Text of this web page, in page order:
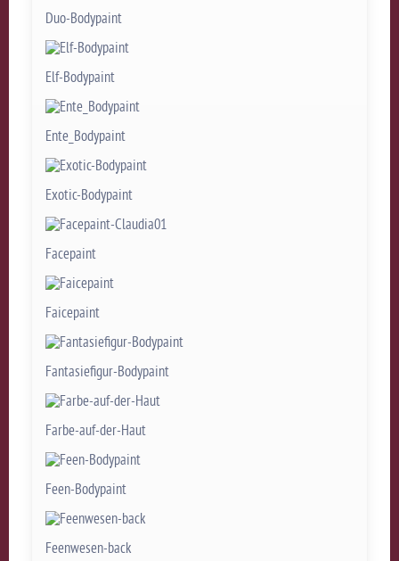
Duo-Bodypaint
Elf-Bodypaint
Ente_Bodypaint
Exotic-Bodypaint
Facepaint
Faicepaint
Fantasiefigur-Bodypaint
Farbe-auf-der-Haut
Feen-Bodypaint
Feenwesen-back